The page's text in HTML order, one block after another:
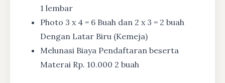
1 lembar
Photo 3 x 4 = 6 Buah dan 2 x 3 = 2 buah
Dengan Latar Biru (Kemeja)
Melunasi Biaya Pendaftaran beserta
Materai Rp. 10.000 2 buah